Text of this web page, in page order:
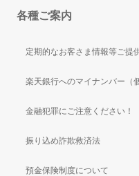
各種ご案内
定期的なお客さま情報等ご提
楽天銀行へのマイナンバー（
金融犯罪にご注意ください！
振り込め詐欺救済法
預金保険制度について